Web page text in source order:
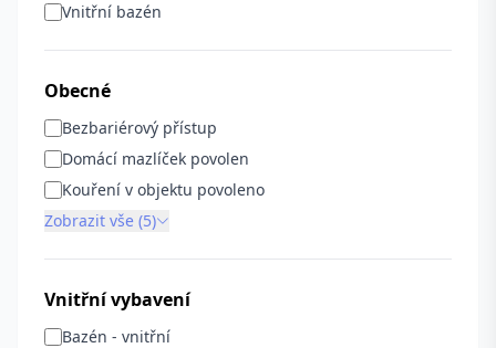
Vnitřní bazén
Obecné
Bezbariérový přístup
Domácí mazlíček povolen
Kouření v objektu povoleno
Zobrazit vše (5)
Vnitřní vybavení
Bazén - vnitřní